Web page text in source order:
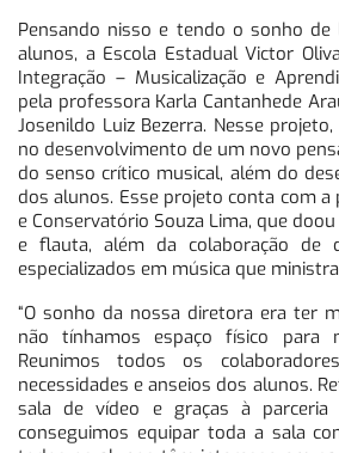
Pensando nisso e tendo o sonho de
alunos, a Escola Estadual Victor
Integração – Musicalização e
pela professora Karla Cantanhede
Josenildo Luiz Bezerra. Nesse
no desenvolvimento de um novo
do senso crítico musical, além do
dos alunos. Esse projeto conta com a
e Conservatório Souza Lima, que
e flauta, além da colaboração de
especializados em música que
“O sonho da nossa diretora era ter
não tínhamos espaço físico para
Reunimos todos os
necessidades e anseios dos alunos.
sala de vídeo e graças à parceria
conseguimos equipar toda a sala